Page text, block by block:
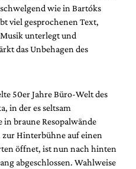
wie in Bartóks
viel gesprochenen Text,
unterlegt und
das Unbehagen des
50er Jahre Büro-Welt des
in der es seltsam
braune Resopalwände
zur Hinterbühne auf einen
öffnet, ist nun nach hinten
abgeschlossen. Wahlweise